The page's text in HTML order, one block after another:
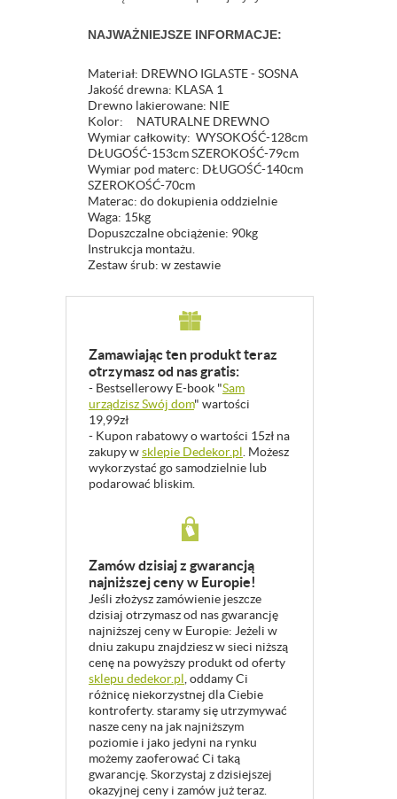
NAJWAŻNIEJSZE INFORMACJE:
Materiał: DREWNO IGLASTE - SOSNA
Jakość drewna: KLASA 1
Drewno lakierowane: NIE
Kolor: NATURALNE DREWNO
Wymiar całkowity: WYSOKOŚĆ-128cm
DŁUGOŚĆ-153cm SZEROKOŚĆ-79cm
Wymiar pod materc: DŁUGOŚĆ-140cm
SZEROKOŚĆ-70cm
Materac: do dokupienia oddzielnie
Waga: 15kg
Dopuszczalne obciążenie: 90kg
Instrukcja montażu.
Zestaw śrub: w zestawie
Zamawiając ten produkt teraz
otrzymasz od nas gratis:
- Bestsellerowy E-book "Sam
urządzisz Swój dom" wartości
19,99zł
- Kupon rabatowy o wartości 15zł na
zakupy wsklepie Dedekor.pl. Możesz
wykorzystać go samodzielnie lub
podarować bliskim.
Zamów dzisiaj z gwarancją
najniższej ceny w Europie!
Jeśli złożysz zamówienie jeszcze
dzisiaj otrzymasz od nas gwarancję
najniższej ceny w Europie: Jeżeli w
dniu zakupu znajdziesz w sieci niższą
cenę na powyższy produkt od oferty
sklepu dedekor.pl, oddamy Ci
różnicę niekorzystnej dla Ciebie
kontroferty. staramy się utrzymywać
nasze ceny na jak najniższym
poziomie i jako jedyni na rynku
możemy zaoferować Ci taką
gwarancję. Skorzystaj z dzisiejszej
okazyjnej ceny i zamów już teraz.